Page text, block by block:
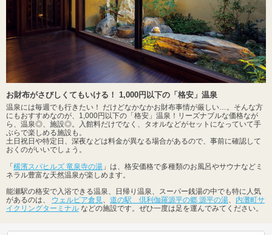
お財布がさびしくてもいける！ 1,000円以下の「格安」温泉
温泉には毎週でも行きたい！ だけどなかなかお財布事情が厳しい…。そんな方
にもおすすめなのが、1,000円以下の「格安」温泉！リーズナブルな価格なが
ら、温泉◎、施設◎。入館料だけでなく、タオルなどがセットになっていて手
ぶらで楽しめる施設も。
土日祝日や特定日、深夜などは料金が異なる場合があるので、事前に確認して
おくのがいいでしょう。
「 横濱スパヒルズ 竜泉寺の湯 」は、格安価格で多種類のお風呂やサウナなどミ
ネラル豊富な天然温泉が楽しめます。
能瀬駅の格安で入浴できる温泉、日帰り温泉、スーパー銭湯の中でも特に人気
があるのは、 ウェルピア倉見、 道の駅 倶利伽羅源平の郷 源平の湯、 内灘町サ
イクリングターミナル などの施設です。ぜひ一度は足を運んでみてください。